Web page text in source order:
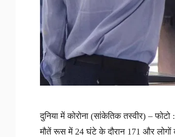
दुनिया में कोरोना (सांकेतिक तस्वीर) –
मौतें रूस में 24 घंटे के दौरान 171 और लोगों